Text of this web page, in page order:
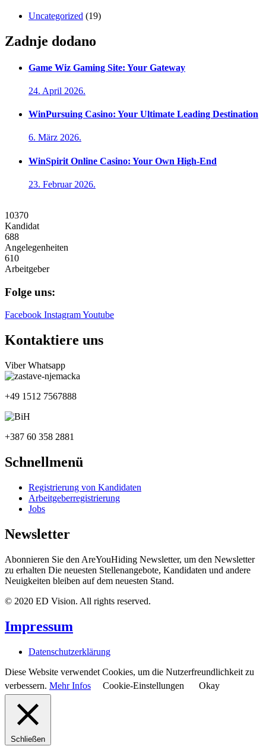
Uncategorized (19)
Zadnje dodano
Game Wiz Gaming Site: Your Gateway
24. April 2026.
WinPursuing Casino: Your Ultimate Leading Destination
6. März 2026.
WinSpirit Online Casino: Your Own High-End
23. Februar 2026.
10370
Kandidat
688
Angelegenheiten
610
Arbeitgeber
Folge uns:
Facebook InstagramYoutube
Kontaktiere uns
Viber Whatsapp
+49 1512 7567888
+387 60 358 2881
Schnellmenü
Registrierung von Kandidaten
Arbeitgeberregistrierung
Jobs
Newsletter
Abonnieren Sie den AreYouHiding Newsletter, um den Newsletter
zu erhalten Die neuesten Stellenangebote, Kandidaten und andere
Neuigkeiten bleiben auf dem neuesten Stand.
© 2020 ED Vision. All rights reserved.
Impressum
Datenschutzerklärung
Diese Website verwendet Cookies, um die Nutzerfreundlichkeit zu
verbessern. Mehr Infos Cookie-Einstellungen Okay
Schließen